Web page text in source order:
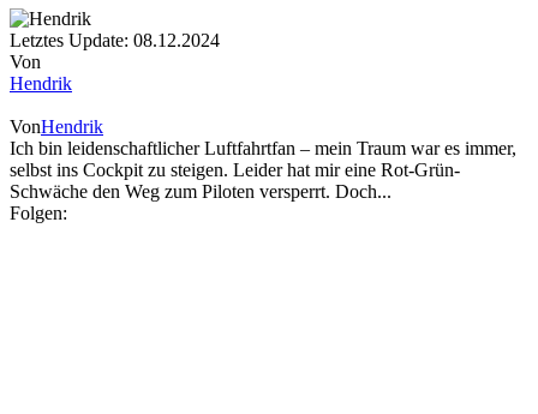
Letztes Update: 08.12.2024
Von
Hendrik
VonHendrik
Ich bin leidenschaftlicher Luftfahrtfan – mein Traum war es immer,
selbst ins Cockpit zu steigen. Leider hat mir eine Rot-Grün-
Schwäche den Weg zum Piloten versperrt. Doch...
Folgen: